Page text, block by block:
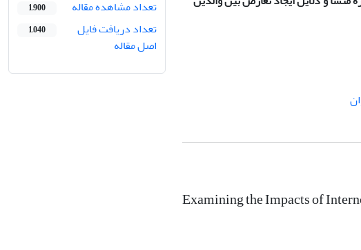
Examining the Impacts of
تعداد مشاهده مقاله
1,900
تعداد دریافت فایل
اصل مقاله
1,040